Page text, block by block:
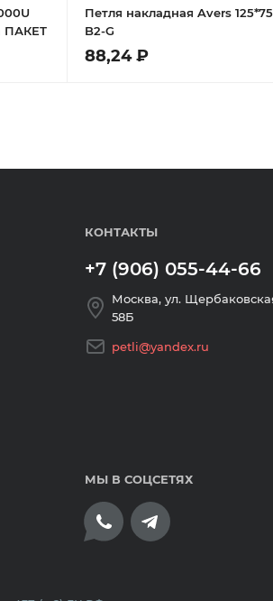
ПАКЕТ
Петля накладная Avers
B2-G
88,24 ₽
КОНТАКТЫ
+7 (906) 055-44-66
Москва, ул.
58Б
petli@yandex.ru
банковскими
МЫ В СОЦСЕТЯХ